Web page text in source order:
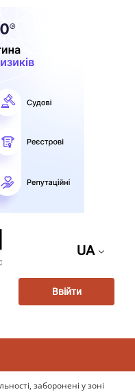
UA
Ввійти
заборонені у зоні